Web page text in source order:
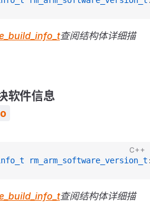
查阅结构体详细描
软件信息
C++
rm_arm_software_version_t
查阅结构体详细描